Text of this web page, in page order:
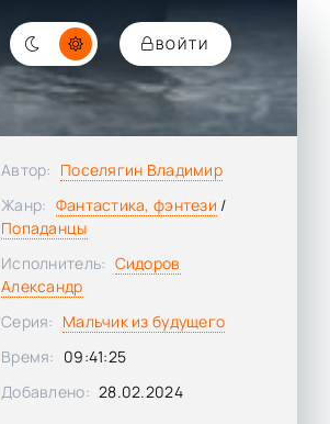
ВОЙТИ
Автор: Поселягин Владимир
Жанр: Фантастика, фэнтези /
Попаданцы
Исполнитель: Сидоров
Александр
Серия: Мальчик из будущего
Время: 09:41:25
Добавлено: 28.02.2024